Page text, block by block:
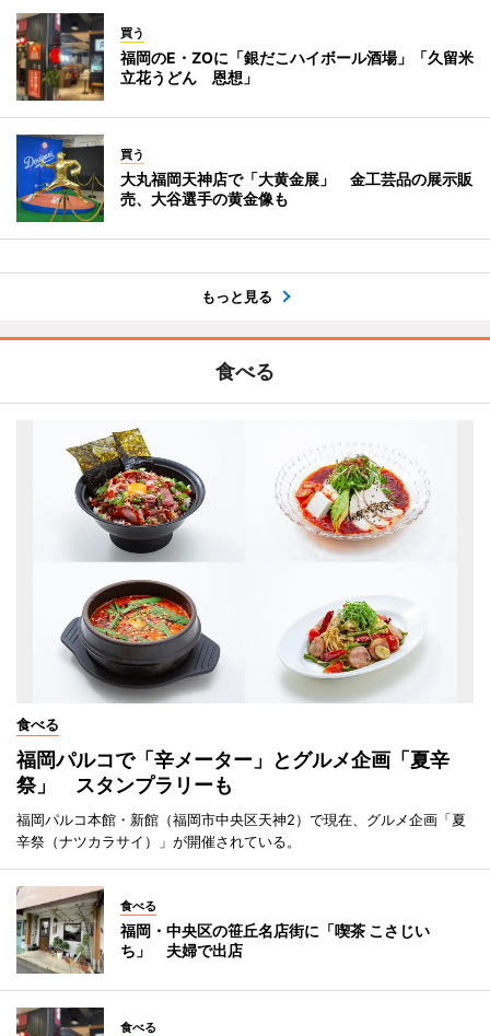
買う
福岡のE・ZOに「銀だこハイボール酒場」「久留米
立花うどん 恩想」
買う
大丸福岡天神店で「大黄金展」 金工芸品の展示販
売、大谷選手の黄金像も
もっと見る
食べる
食べる
福岡パルコで「辛メーター」とグルメ企画「夏辛
祭」 スタンプラリーも
福岡パルコ本館・新館（福岡市中央区天神2）で現在、グルメ企画「夏
辛祭（ナツカラサイ）」が開催されている。
食べる
福岡・中央区の笹丘名店街に「喫茶 こさじい
ち」 夫婦で出店
食べる